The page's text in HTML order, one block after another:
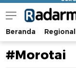
Radar Malut
Bacaan Nyindir
Beranda Regional
#Morotai